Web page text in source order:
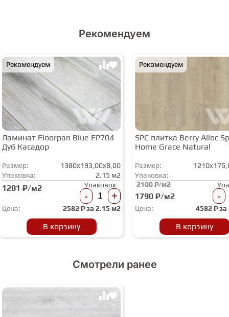
Рекомендуем
Рекомендуем
Ламинат Floorpan Blue FP704
Дуб Касадор
Размер:
1380x193,00x8,00
Упаковка:
2.15 м2
1201 ₽/м2 Упаковок
- +
Цена: 2582₽ за 2.15 м2
В корзину
Рекомендуем
SPC плитка Berry Alloc
Home Grace Natural
Размер:
Упаковка:
2100 ₽/м2
1790 ₽/м2 -
Цена: 4582₽ за
В корзину
Смотрели ранее